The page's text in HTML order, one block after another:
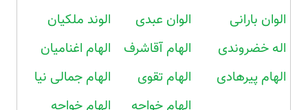
الوان بارانی الوان عبدی
الوند ملکیان
اله خضروندی
الهام آقاشرف
الهام اغنامیان
الهام پیرهادی
الهام تقوی الهام جمالی نیا
الهام خواجه
الهام خواجه